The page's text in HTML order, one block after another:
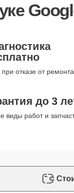
отказе от ремонта
до 3
виды работ и